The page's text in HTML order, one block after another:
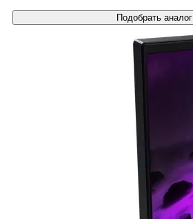
Подобрать аналог